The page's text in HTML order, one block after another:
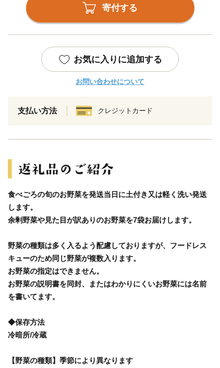
寄付する
お気に入りに追加する
お問い合わせについて
支払い方法 クレジットカード
食べごろの旬のお野菜を発送当日に土付き又は軽く洗い発送
します。
余剰野菜や見た目が訳ありのお野菜を7袋お届けします。
野菜の種類は多く入るよう配慮しておりますが、フードレス
キューのため同じ野菜が複数入ります。
お野菜の指定はできません。
お野菜の説明書を同封、またはわかりにくいお野菜には名前
を書いてます。
◆保存方法
冷暗所/冷蔵
【野菜の種類】季節により異なります